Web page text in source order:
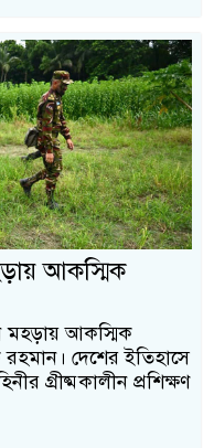
আকস্মিক
মহড়ায় আকস্মিক
রহমান। দেশের ইতিহাসে
গ্রীষ্মকালীন প্রশিক্ষণ